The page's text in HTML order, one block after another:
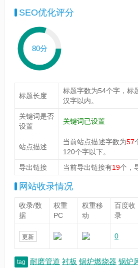
SEO优化评分
80分
标题长度
标题字数为54个字，标
汉字以内。
关键词是否
设置
关键词已设置
站点描述
当前站点描述字数为57
120个字以下。
导出链接
当前导出链接有19个，
网站收录情况
收录/数
据
权重
PC
权重移
动
百度收
录
更新 0
tag 耐磨管道 衬板 锅炉燃烧器 锅炉